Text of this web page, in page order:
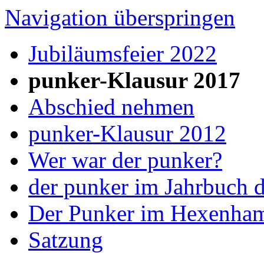
Navigation überspringen
Jubiläumsfeier 2022
punker-Klausur 2017
Abschied nehmen
punker-Klausur 2012
Wer war der punker?
der punker im Jahrbuch
Der Punker im
Satzung